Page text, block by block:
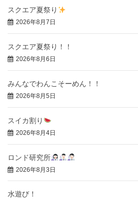
スクエア夏祭り
2026年8月7日
スクエア夏祭り！！
2026年8月6日
みんなでわんこそーめん！！
2026年8月5日
スイカ割り
2026年8月4日
ロンド研究所
2026年8月3日
水遊び！